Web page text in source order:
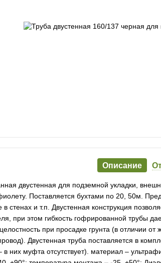
Описание
двустенная для подземной укладки,
Поставляется бухтами по 20, 50м.
в стенах и т.п. Двустенная конструкция
при этом гибкость гофрированной трубы
при просадке грунта (в отличии от
Двустенная труба поставляется в
в них муфта отсутствует). материал –